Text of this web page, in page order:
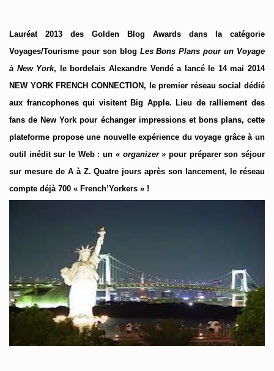
Lauréat 2013 des Golden Blog Awards dans la catégorie
Voyages/Tourisme pour son blog Les Bons Plans pour un Voyage
à New York, le bordelais Alexandre Vendé a lancé le 14 mai 2014
NEW YORK FRENCH CONNECTION, le premier réseau social dédié
aux francophones qui visitent Big Apple. Lieu de ralliement des
fans de New York pour échanger impressions et bons plans, cette
plateforme propose une nouvelle expérience du voyage grâce à un
outil inédit sur le Web : un « organizer » pour préparer son séjour
sur mesure de A à Z. Quatre jours après son lancement, le réseau
compte déjà 700 « French’Yorkers » !